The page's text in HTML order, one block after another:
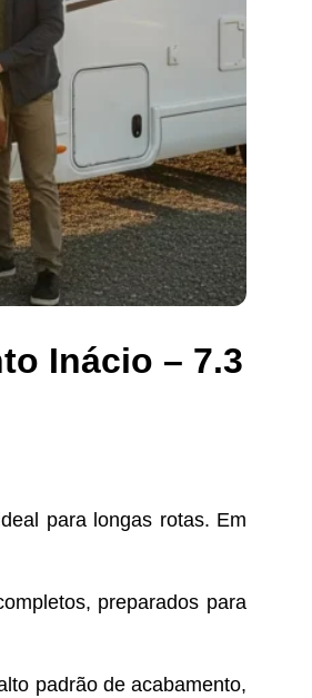
Inácio – 7.3
para longas rotas. Em
preparados para
padrão de acabamento,